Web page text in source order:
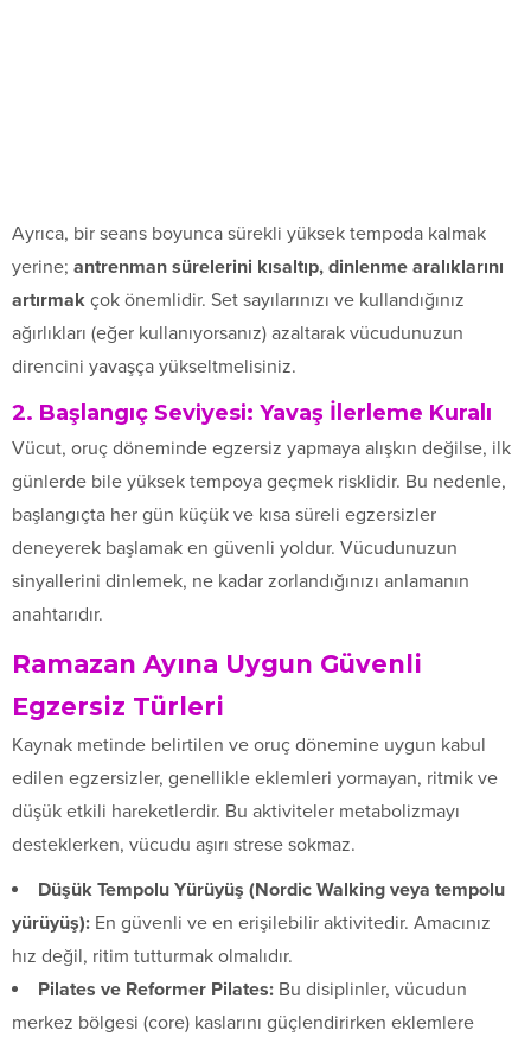
Ayrıca, bir seans boyunca sürekli yüksek tempoda kalmak
yerine; antrenman sürelerini kısaltıp, dinlenme aralıklarını
artırmak çok önemlidir. Set sayılarınızı ve kullandığınız
ağırlıkları (eğer kullanıyorsanız) azaltarak vücudunuzun
direncini yavaşça yükseltmelisiniz.
2. Başlangıç Seviyesi: Yavaş İlerleme Kuralı
Vücut, oruç döneminde egzersiz yapmaya alışkın değilse, ilk
günlerde bile yüksek tempoya geçmek risklidir. Bu nedenle,
başlangıçta her gün küçük ve kısa süreli egzersizler
deneyerek başlamak en güvenli yoldur. Vücudunuzun
sinyallerini dinlemek, ne kadar zorlandığınızı anlamanın
anahtarıdır.
Ramazan Ayına Uygun Güvenli
Egzersiz Türleri
Kaynak metinde belirtilen ve oruç dönemine uygun kabul
edilen egzersizler, genellikle eklemleri yormayan, ritmik ve
düşük etkili hareketlerdir. Bu aktiviteler metabolizmayı
desteklerken, vücudu aşırı strese sokmaz.
Düşük Tempolu Yürüyüş (Nordic Walking veya tempolu
yürüyüş): En güvenli ve en erişilebilir aktivitedir. Amacınız
hız değil, ritim tutturmak olmalıdır.
Pilates ve Reformer Pilates: Bu disiplinler, vücudun
merkez bölgesi (core) kaslarını güçlendirirken eklemlere